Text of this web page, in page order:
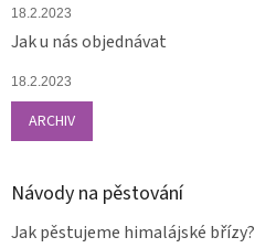
18.2.2023
Jak u nás objednávat
18.2.2023
ARCHIV
Návody na pěstování
Jak pěstujeme himalájské břízy?